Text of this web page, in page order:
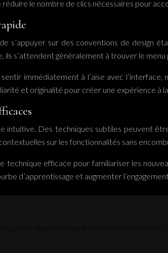
le nombre de clics nécessaires pour
s’appuyer sur des conventions de design
s’attendent généralement à trouver le menu
immédiatement à l’aise avec
et originalité pour créer une expérience à
intuitive. Des techniques subtiles peuvent
sur les fonctionnalités sans
efficace pour familiariser les
d’apprentissage et augmenter